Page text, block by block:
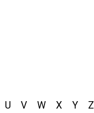
U V W X Y Z